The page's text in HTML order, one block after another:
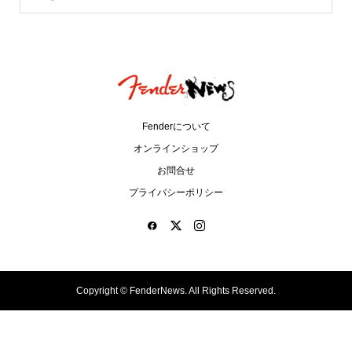
Fenderについて
オンラインショップ
お問合せ
プライバシーポリシー
Copyright © FenderNews. All Rights Reserved.